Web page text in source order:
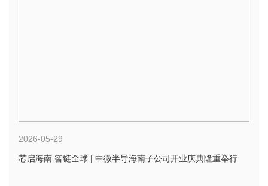
2026-05-29
芯启海南 智链全球 | 中微半导海南子公司开业庆典隆重举行